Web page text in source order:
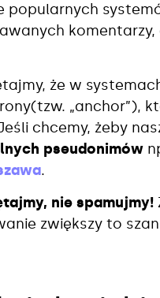
popularnych
że w
„anchor”),
Jeśli chcemy, żeby
pseudonimów
.
nie spamujmy!
zwiększy to